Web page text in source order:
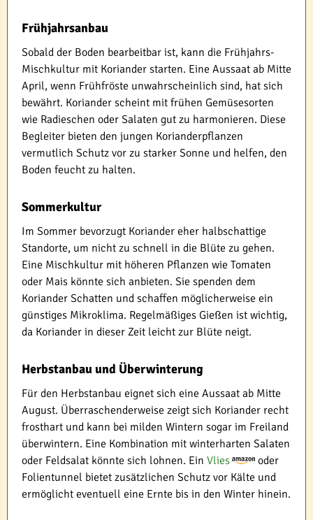
Frühjahrsanbau
Sobald der Boden bearbeitbar ist, kann die Frühjahrs-
Mischkultur mit Koriander starten. Eine Aussaat ab Mitte
April, wenn Frühfröste unwahrscheinlich sind, hat sich
bewährt. Koriander scheint mit frühen Gemüsesorten
wie Radieschen oder Salaten gut zu harmonieren. Diese
Begleiter bieten den jungen Korianderpflanzen
vermutlich Schutz vor zu starker Sonne und helfen, den
Boden feucht zu halten.
Sommerkultur
Im Sommer bevorzugt Koriander eher halbschattige
Standorte, um nicht zu schnell in die Blüte zu gehen.
Eine Mischkultur mit höheren Pflanzen wie Tomaten
oder Mais könnte sich anbieten. Sie spenden dem
Koriander Schatten und schaffen möglicherweise ein
günstiges Mikroklima. Regelmäßiges Gießen ist wichtig,
da Koriander in dieser Zeit leicht zur Blüte neigt.
Herbstanbau und Überwinterung
Für den Herbstanbau eignet sich eine Aussaat ab Mitte
August. Überraschenderweise zeigt sich Koriander recht
frosthart und kann bei milden Wintern sogar im Freiland
überwintern. Eine Kombination mit winterharten Salaten
oder Feldsalat könnte sich lohnen. Ein Vlies
oder
Folientunnel bietet zusätzlichen Schutz vor Kälte und
ermöglicht eventuell eine Ernte bis in den Winter hinein.